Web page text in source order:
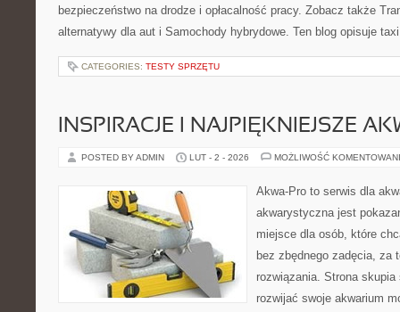
bezpieczeństwo na drodze i opłacalność pracy. Zobacz także
alternatywy dla aut i Samochody hybrydowe. Ten blog opisuje
CATEGORIES: TESTY SPRZĘTU
INSPIRACJE I NAJPIĘKNIEJSZE
POSTED BY ADMIN LUT - 2 - 2026 MOŻLIWOŚĆ
Akwa-Pro to serwis dla
akwarystyczna jest
miejsce dla osób, które
bez zbędnego zadęcia, za
rozwiązania. Strona
rozwijać swoje akwarium